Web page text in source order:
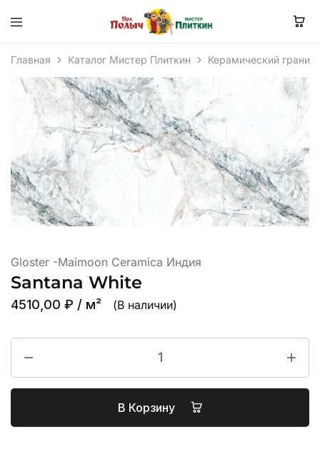
Главная Каталог Мистер Плиткин Керамический гранит
Gloster -Maimoon Ceramica Индия
Santana White
4510,00 ₽ / м² (В наличии)
В Корзину